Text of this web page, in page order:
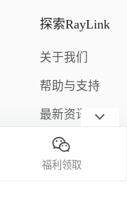
探索RayLink
关于我们
帮助与支持
最新资讯
隐私政策
福利领取